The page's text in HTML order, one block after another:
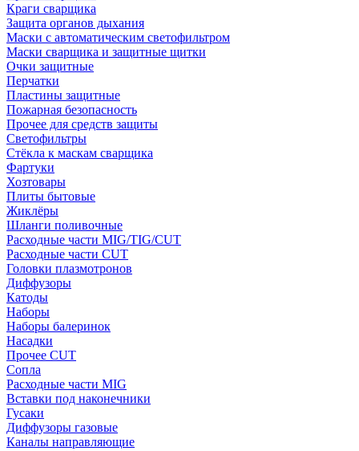
Краги сварщика
Защита органов дыхания
Маски с автоматическим светофильтром
Маски сварщика и защитные щитки
Очки защитные
Перчатки
Пластины защитные
Пожарная безопасность
Прочее для средств защиты
Светофильтры
Стёкла к маскам сварщика
Фартуки
Хозтовары
Плиты бытовые
Жиклёры
Шланги поливочные
Расходные части MIG/TIG/CUT
Расходные части CUT
Головки плазмотронов
Диффузоры
Катоды
Наборы
Наборы балеринок
Насадки
Прочее CUT
Сопла
Расходные части MIG
Вставки под наконечники
Гусаки
Диффузоры газовые
Каналы направляющие